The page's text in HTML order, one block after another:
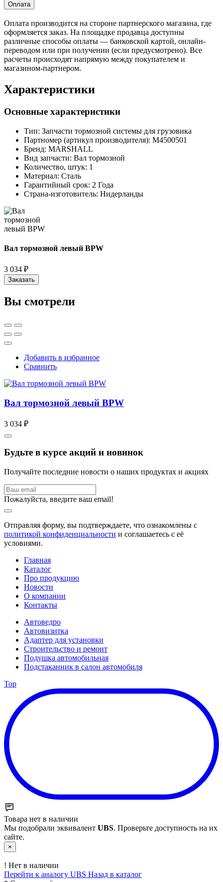
Оплата
Оплата производится на стороне партнерского магазина, где
оформляется заказ. На площадке продавца доступны
различные способы оплаты — банковской картой, онлайн-
переводом или при получении (если предусмотрено). Все
расчеты происходят напрямую между покупателем и
магазином-партнером.
Характеристики
Основные характеристики
Тип: Запчасти тормозной системы для грузовика
Партномер (артикул производителя): M4500501
Бренд: MARSHALL
Вид запчасти: Вал тормозной
Количество, штук: 1
Материал: Сталь
Гарантийный срок: 2 Года
Страна-изготовитель: Нидерланды
Вал тормозной левый BPW
3 034 ₽
Заказать
Вы смотрели
Добавить в избранное
Сравнить
Вал тормозной левый BPW
3 034 ₽
Будьте в курсе акций и новинок
Получайте последние новости о наших продуктах и акциях
Пожалуйста, введите ваш email!
Отправляя форму, вы подтверждаете, что ознакомлены с
политикой конфиденциальности и соглашаетесь с её
условиями.
Главная
Каталог
Про продукцию
Новости
О компании
Контакты
Автоведро
Автовизитка
Адаптер для установки
Строительство и ремонт
Подушка автомобильная
Подстаканник в салон автомобиля
Top
Товара нет в наличии
Мы подобрали эквивалент UBS. Проверьте доступность на их
сайте.
×
! Нет в наличии
Перейти к аналогу UBS Назад в каталог